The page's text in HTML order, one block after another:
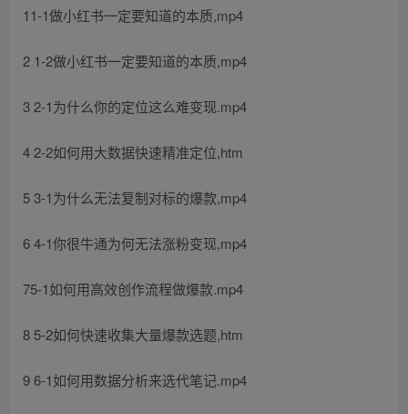
11-1做小红书一定要知道的本质,mp4
2 1-2做小红书一定要知道的本质,mp4
3 2-1为什么你的定位这么难变现.mp4
4 2-2如何用大数据快速精准定位,htm
5 3-1为什么无法复制对标的爆款,mp4
6 4-1你很牛通为何无法涨粉变现,mp4
75-1如何用高效创作流程做爆款.mp4
8 5-2如何快速收集大量爆款选题,htm
9 6-1如何用数据分析来选代笔记.mp4